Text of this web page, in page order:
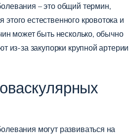
– это общий термин,
естественного кровотока и
может быть несколько, обычно
из-за закупорки крупной артерии
могут развиваться на